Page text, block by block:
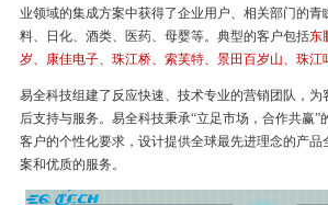
业领域的集成方案中获得了企业用户、相关部门的青
料、日化、酒类、医药、母婴等。典型的客户包括东
岁、康佳电子、珠江桥、索芙特、景田百岁山、珠江
易全科技组建了反应快速、技术专业的营销团队，为
后支持与服务。易全科技秉承“立足市场，合作共赢”
客户的个性化要求，设计提供全球最先进理念的产
案和优质的服务。